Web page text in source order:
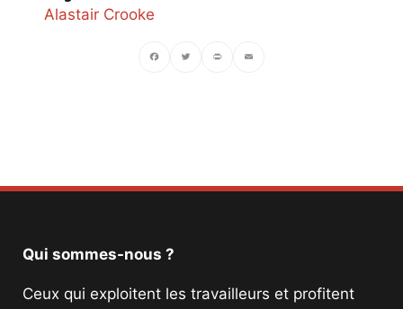
Alastair Crooke
Qui sommes-nous ?
Ceux qui exploitent les travailleurs et profitent